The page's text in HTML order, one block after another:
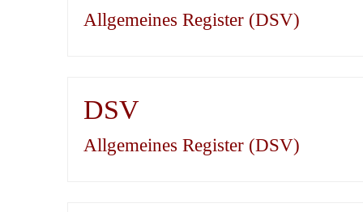
Allgemeines Register (DSV)
DSV
Allgemeines Register (DSV)